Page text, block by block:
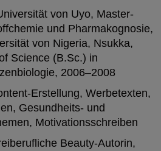
von Uyo, Master-
und Pharmakognosie,
von Nigeria, Nsukka,
Science (B.Sc.) in
2006–2008
Erstellung, Werbetexten,
Gesundheits- und
Motivationsschreiben
Beauty-Autorin,